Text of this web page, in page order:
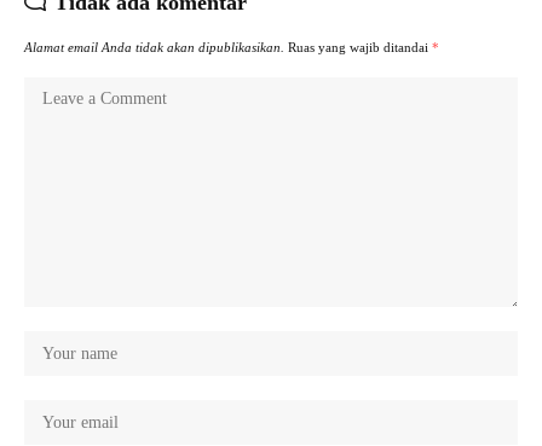
Alamat email Anda tidak akan dipublikasikan. Ruas yang wajib ditandai *